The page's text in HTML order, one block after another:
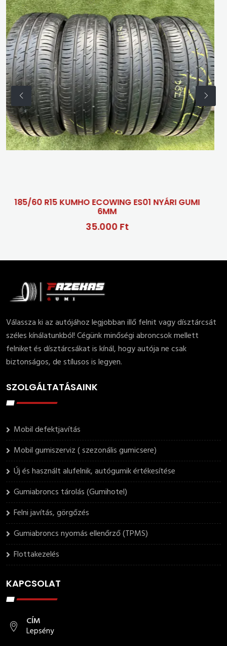
KUMHO ECOWING ES01 NYÁRI GUMI
Válassza ki az autójához legjobban illő felnit vagy dísztárcsát
széles kínálatunkból! Cégünk minőségi abroncsok mellett
felniket és dísztárcsákat is kínál, hogy autója ne csak
biztonságos, de stílusos is legyen.
SZOLGÁLTATÁSAINK
Mobil defektjavítás
Mobil gumiszerviz ( szezonális gumicsere)
Új és használt alufelnik, autógumik értékesítése
Gumiabroncs tárolás (Gumihotel)
Felni javítás, görgőzés
Gumiabroncs nyomás ellenőrző (TPMS)
Flottakezelés
KAPCSOLAT
CÍM
Lepsény